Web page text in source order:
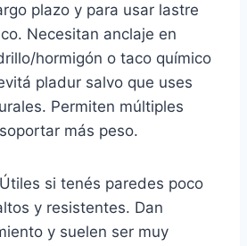
plazo y para usar lastre
Necesitan anclaje en
hormigón o taco químico
pladur salvo que uses
Permiten múltiples
más peso.
si tenés paredes poco
y resistentes. Dan
y suelen ser muy